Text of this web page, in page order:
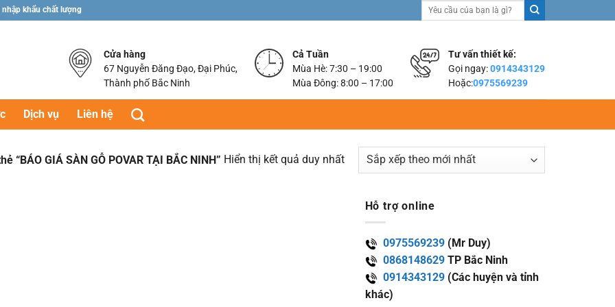
khẩu chất lượng
Tìm
Tư vấn thiết kế:
Gọi ngay:0914343129
Hoặc:0975569239
Cả Tuần
Mùa Hè: 7:30 – 19:00
Mùa Đông: 8:00 – 17:00
Cửa hàng
67 Nguyễn Đăng Đạo, Đại Phúc,
Thành phố Bắc Ninh
Dịch vụ Liên hệ
“BÁO GIÁ SÀN GỖ POVAR TẠI BẮC NINH” Hiển thị kết quả duy nhất
Hỗ trợ online
0975569239(Mr Duy)
0868148629TP Bắc Ninh
0914343129(Các huyện và tỉnh
khác)